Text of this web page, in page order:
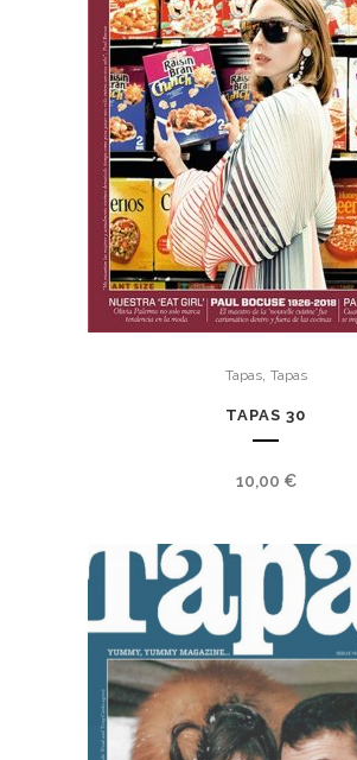
Tapas, Tapas
TAPAS 30
10,00 €